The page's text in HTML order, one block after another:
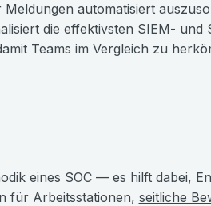
automatisiert
die effektivsten SIEM- und
Teams im Vergleich zu
eines SOC — es hilft dabei,
für Arbeitsstationen, seitliche